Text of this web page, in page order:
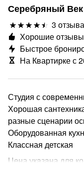
Серебряный Век
3 отзыва
Хорошие отзывы
Быстрое
На Квартирке с
Студия с
Хорошая
разные сценарии
Оборудованная
Классная детская
Цeна укaзaна для
пеpсoн. За